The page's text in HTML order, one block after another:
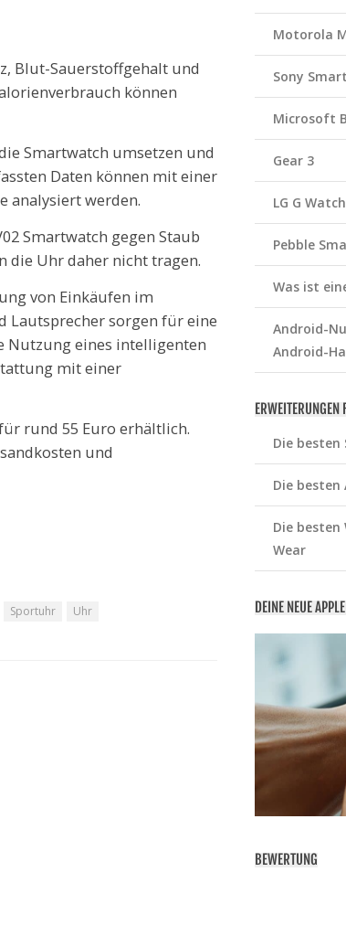
Blut-Sauerstoffgehalt und
können
Smartwatch umsetzen und
Daten können mit einer
analysiert werden.
Smartwatch gegen Staub
die Uhr daher nicht tragen.
von Einkäufen im
Lautsprecher sorgen für eine
Nutzung eines intelligenten
mit einer
rund 55 Euro erhältlich.
und
Sportuhr Uhr
Motorola
Sony
Microsoft
Gear 3
LG G
Pebble
Was ist
Android-
Android-
Die besten
Die besten
Die
Wear
DEINE NEUE
BEWERTUNG